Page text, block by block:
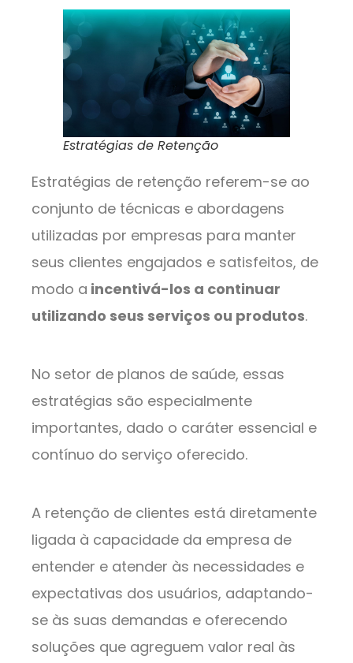
Estratégias de Retenção
Estratégias de retenção referem-se ao
conjunto de técnicas e abordagens
utilizadas por empresas para manter
seus clientes engajados e satisfeitos, de
modo a incentivá-los a continuar
utilizando seus serviços ou produtos.
No setor de planos de saúde, essas
estratégias são especialmente
importantes, dado o caráter essencial e
contínuo do serviço oferecido.
A retenção de clientes está diretamente
ligada à capacidade da empresa de
entender e atender às necessidades e
expectativas dos usuários, adaptando-
se às suas demandas e oferecendo
soluções que agreguem valor real às